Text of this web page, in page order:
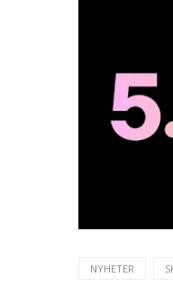
NYHETER